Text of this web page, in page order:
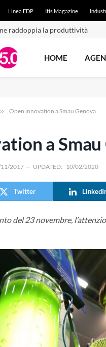
Linea EDP Itis Magazine
raddoppia la produttività
HOME
» Open innovation a Smau Genova
a Smau
2017 UPDATED: 10/02/2020
Twitter
del 23 novembre,